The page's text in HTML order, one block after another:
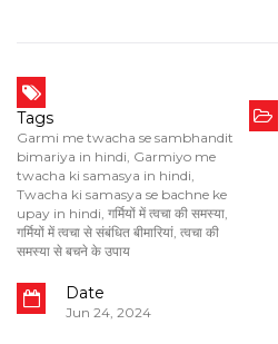
Tags
Garmi me twacha se sambhandit
bimariya in hindi, Garmiyo me
twacha ki samasya in hindi,
Twacha ki samasya se bachne ke
upay in hindi, गर्मियों में त्वचा की समस्या,
गर्मियों में त्वचा से संबंधित बीमारियां, त्वचा की
समस्या से बचने के उपाय
Date
Jun 24, 2024